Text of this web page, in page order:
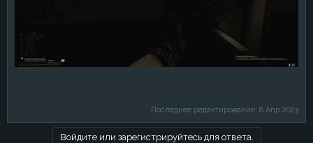
Последнее редактирование: 6 Апр 2023
Войдите или зарегистрируйтесь для ответа.